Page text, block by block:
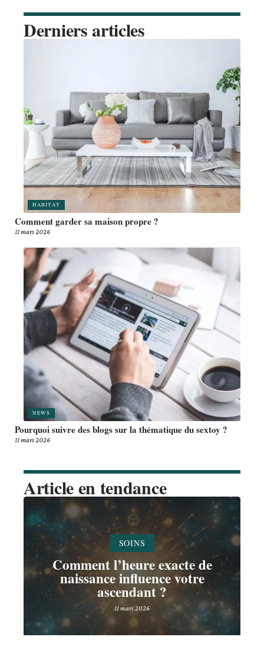
Derniers articles
HABITAT
Comment garder sa maison propre ?
11 mars 2026
NEWS
Pourquoi suivre des blogs sur la thématique du sextoy ?
11 mars 2026
Article en tendance
SOINS
Comment l’heure exacte de
naissance influence votre
ascendant ?
11 mars 2026